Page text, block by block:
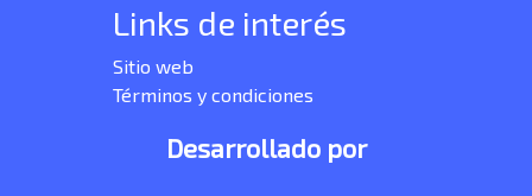
Links de interés
Sitio web
Términos y condiciones
Desarrollado por